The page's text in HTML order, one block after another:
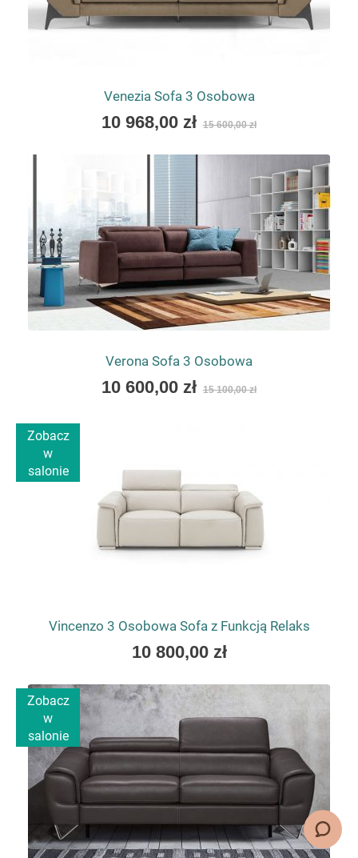
Venezia Sofa 3 Osobowa
As
10 968,00 zł 15 600,00 zł
Verona Sofa 3 Osobowa
As
10 600,00 zł 15 100,00 zł
Zobacz
w
salonie
Vincenzo 3 Osobowa Sofa z Funkcją Relaks
As
as
10 800,00 zł
Zobacz
w
salonie